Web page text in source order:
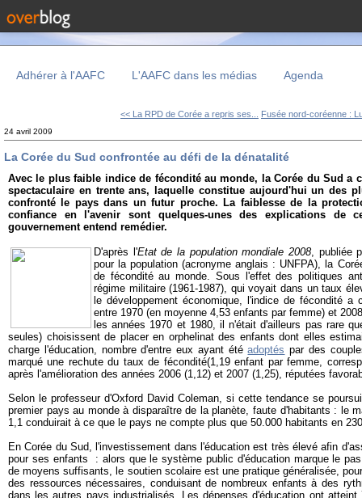
Adhérer à l'AAFC L'AAFC dans les médias Agenda
<< La RPD de Corée a repris ses... Fusée nord-coréenne :
24 avril 2009
La Corée du Sud confrontée au défi de la dénatalité
Avec le plus faible indice de fécondité au monde, la Corée du Sud a
spectaculaire en trente ans, laquelle constitue aujourd'hui un des
confronté le pays dans un futur proche. La faiblesse de la
confiance en l'avenir sont quelques-unes des explications de
gouvernement entend remédier.
D'après l'Etat de la population mondiale 2008, publiée
pour la population (acronyme anglais : UNFPA), la
de fécondité au monde. Sous l'effet des politiques
régime militaire (1961-1987), qui voyait dans un taux
le développement économique, l'indice de fécondité a
entre 1970 (en moyenne 4,53 enfants par femme) et
les années 1970 et 1980, il n'était d'ailleurs pas rare
seules) choisissent de placer en orphelinat des enfants dont elles
charge l'éducation, nombre d'entre eux ayant étéadoptés pardes
marqué une rechute du taux de fécondité(1,19 enfant par femme,
après l'amélioration des années 2006 (1,12) et 2007 (1,25), réputées
Selon le professeur d'Oxford David Coleman, si cette tendance se
premier pays au monde à disparaître de la planète, faute d'habitants : le
1,1 conduirait à ce que le pays ne compte plus que 50.000 habitants en
En Corée du Sud, l'investissement dans l'éducation est très élevé afin
pour ses enfants : alors que le système public d'éducation marque le
de moyens suffisants, le soutien scolaire est une pratique généralisée,
des ressources nécessaires, conduisant de nombreux enfants à des
dans les autres pays industrialisés. Les dépenses d'éducation ont